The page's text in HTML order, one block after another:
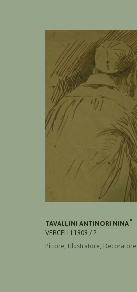
TAVALLINI ANTINORI NINA
VERCELLI 1909 / ?
Pittore, Illustratore, Decoratore